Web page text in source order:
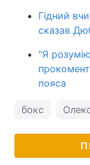
Гідний
сказав
"Я
пояса
бокс